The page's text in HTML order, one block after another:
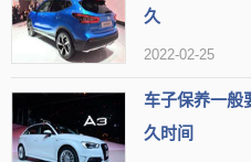
久
2022-02-25
车子保养一般
久时间